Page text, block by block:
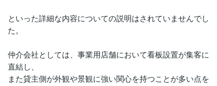
といった詳細な内容についての説明はされていませんでし
た。
仲介会社としては、事業用店舗において看板設置が集客に
直結し、
また貸主側が外観や景観に強い関心を持つことが多い点を